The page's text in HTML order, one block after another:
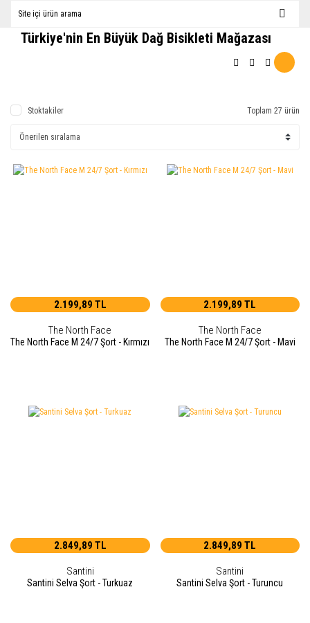
Türkiye'nin En Büyük Dağ Bisikleti Mağazası
Stoktakiler Toplam 27 ürün
2.199,89 TL
The North Face
The North Face M 24/7 Şort - Kırmızı
2.199,89 TL
The North Face
The North Face M 24/7 Şort - Mavi
2.849,89 TL
Santini
Santini Selva Şort - Turkuaz
2.849,89 TL
Santini
Santini Selva Şort - Turuncu